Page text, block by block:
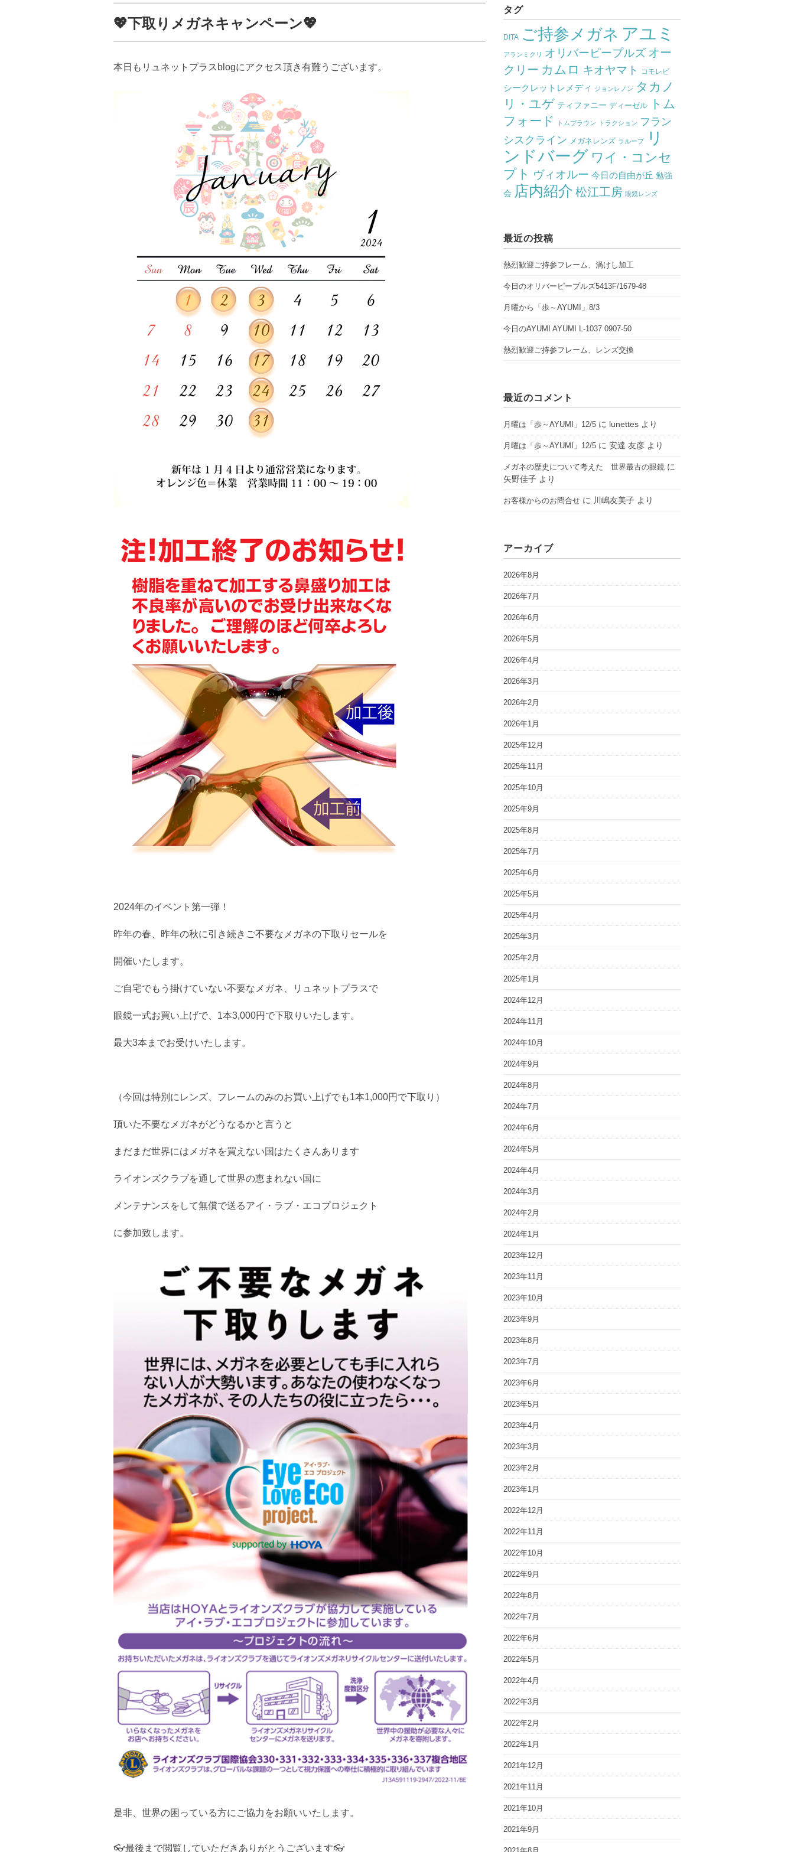
💖下取りメガネキャンペーン💖
本日もリュネットプラスblogにアクセス頂き有難うございます。
2024年のイベント第一弾！
昨年の春、昨年の秋に引き続きご不要なメガネの下取りセールを
開催いたします。
ご自宅でもう掛けていない不要なメガネ、リュネットプラスで
眼鏡一式お買い上げで、1本3,000円で下取りいたします。
最大3本までお受けいたします。
（今回は特別にレンズ、フレームのみのお買い上げでも1本1,000円で下取り）
頂いた不要なメガネがどうなるかと言うと
まだまだ世界にはメガネを買えない国はたくさんあります
ライオンズクラブを通して世界の恵まれない国に
メンテナンスをして無償で送るアイ・ラブ・エコプロジェクト
に参加致します。
是非、世界の困っている方にご協力をお願いいたします。
👓最後まで閲覧していただきありがとうございます👓
タグ
DITA ご持参メガネ アユミ
アランミクリ オリバーピープルズ オー
クリー カムロ キオヤマト コモレビ
シークレットレメディ ジョンレノン タカノ
リ・ユゲ ティファニー ディーゼル
トム
フォード
トムブラウン トラクション フラン
シスクライン メガネレンズ ラループ
リ
ンドバーグ ワイ・コンセ
プト ヴィオルー 今日の自由が丘 勉強
会 店内紹介 松江工房 眼鏡レンズ
最近の投稿
熱烈歓迎ご持参フレーム、渦けし加工
今日のオリバーピープルズ5413F/1679-48
月曜から「歩～AYUMI」8/3
今日のAYUMI AYUMI L-1037 0907-50
熱烈歓迎ご持参フレーム、レンズ交換
最近のコメント
月曜は「歩～AYUMI」12/5 に lunettes より
月曜は「歩～AYUMI」12/5 に安達 友彦 より
メガネの歴史について考えた 世界最古の眼鏡 に
矢野佳子 より
お客様からのお問合せ に 川嶋友美子 より
アーカイブ
2026年8月
2026年7月
2026年6月
2026年5月
2026年4月
2026年3月
2026年2月
2026年1月
2025年12月
2025年11月
2025年10月
2025年9月
2025年8月
2025年7月
2025年6月
2025年5月
2025年4月
2025年3月
2025年2月
2025年1月
2024年12月
2024年11月
2024年10月
2024年9月
2024年8月
2024年7月
2024年6月
2024年5月
2024年4月
2024年3月
2024年2月
2024年1月
2023年12月
2023年11月
2023年10月
2023年9月
2023年8月
2023年7月
2023年6月
2023年5月
2023年4月
2023年3月
2023年2月
2023年1月
2022年12月
2022年11月
2022年10月
2022年9月
2022年8月
2022年7月
2022年6月
2022年5月
2022年4月
2022年3月
2022年2月
2022年1月
2021年12月
2021年11月
2021年10月
2021年9月